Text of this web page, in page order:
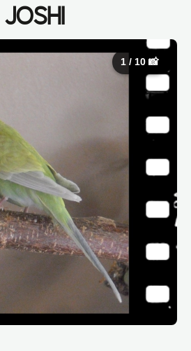
JOSHI
1 / 10 📸